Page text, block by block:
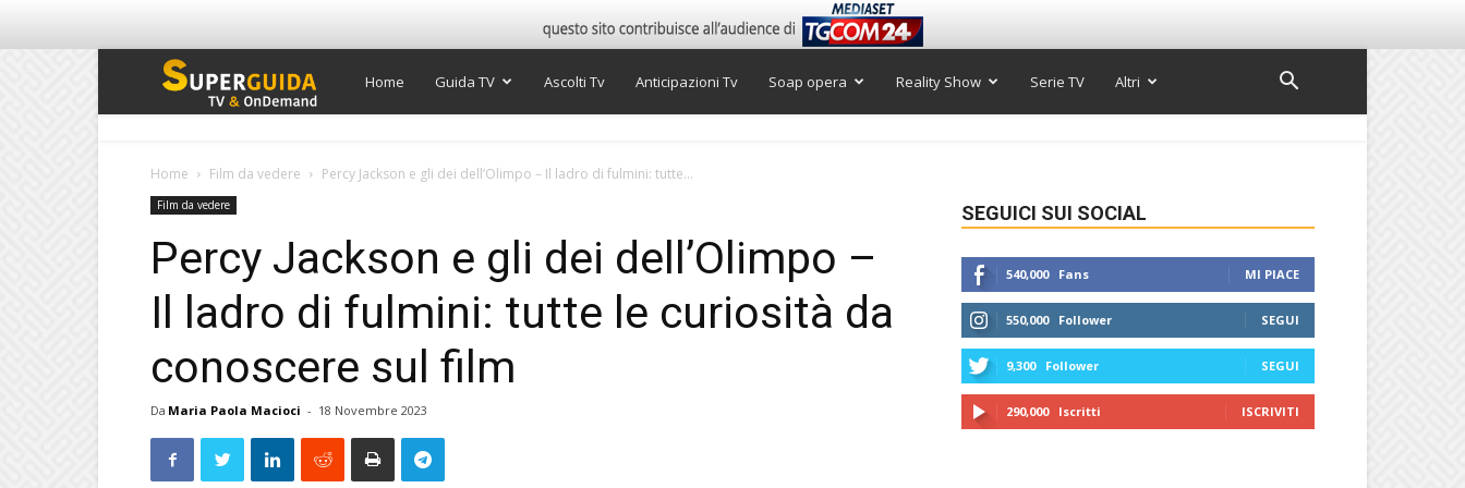
Super
Home Guida TV Ascolti Tv Anticipazioni Tv Soap opera Reality Show Serie TV Altri
Home Film da vedere Percy Jackson e gli dei dell’Olimpo – Il ladro di fulmini: tutte...
Film da vedere
Percy Jackson e gli dei dell’Olimpo –
Il ladro di fulmini: tutte le curiosità da
conoscere sul film
Da Maria Paola Macioci - 18 Novembre 2023
SEGUICI SUI SOCIAL
540,000 Fans MI PIACE
550,000 Follower SEGUI
9,300 Follower SEGUI
290,000 Iscritti ISCRIVITI